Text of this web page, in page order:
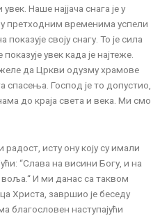
Наше најјача снага је у
претходним временима успели
своју снагу. То је сила
увек када је најтеже.
да Цркви одузму храмове
спасења. Господ је то допустио,
до краја света и века. Ми смо
исту ону коју су имали
“Слава на висини Богу, и на
И ми данас са таквом
Христа, завршио је беседу
благословен наступајући